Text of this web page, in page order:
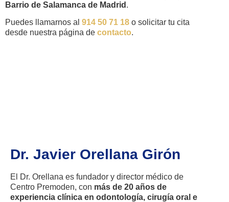
Barrio de Salamanca de Madrid .
Puedes llamarnos al 914 50 71 18 o solicitar tu cita
desde nuestra página de contacto.
Dr. Javier Orellana Girón
El Dr. Orellana es fundador y director médico de
Centro Premoden, con más de 20 años de
experiencia clínica en odontología, cirugía oral e